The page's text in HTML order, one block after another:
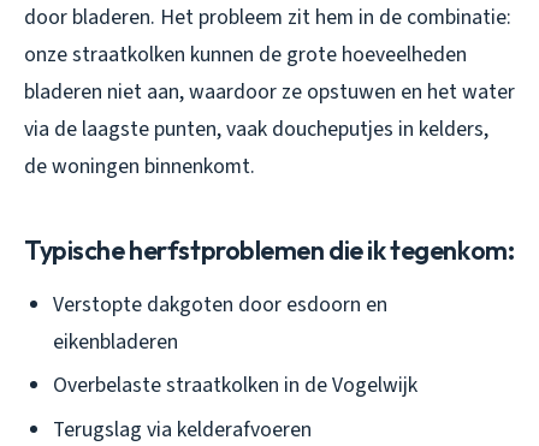
door bladeren. Het probleem zit hem in de combinatie:
onze straatkolken kunnen de grote hoeveelheden
bladeren niet aan, waardoor ze opstuwen en het water
via de laagste punten, vaak doucheputjes in kelders,
de woningen binnenkomt.
Typische herfstproblemen die ik tegenkom:
Verstopte dakgoten door esdoorn en
eikenbladeren
Overbelaste straatkolken in de Vogelwijk
Terugslag via kelderafvoeren